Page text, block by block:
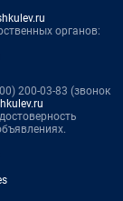
органов:
200-03-83 (звонок